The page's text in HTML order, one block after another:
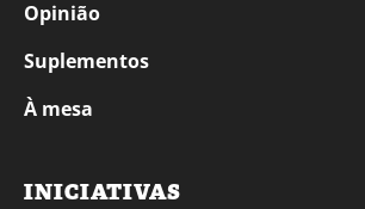
Opinião
Suplementos
À mesa
INICIATIVAS